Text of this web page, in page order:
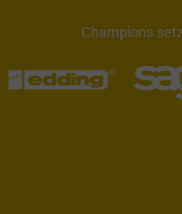
Champions